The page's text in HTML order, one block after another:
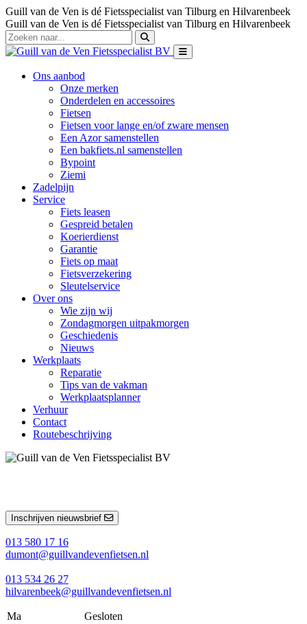
Guill van de Ven is dé Fietsspecialist van Tilburg en Hilvarenbeek
Guill van de Ven is dé Fietsspecialist van Tilburg en Hilvarenbeek
Ons aanbod
Onze merken
Onderdelen en accessoires
Fietsen
Fietsen voor lange en/of zware mensen
Een Azor samenstellen
Een bakfiets.nl samenstellen
Bypoint
Ziemi
Zadelpijn
Service
Fiets leasen
Gespreid betalen
Koerierdienst
Garantie
Fiets op maat
Fietsverzekering
Sleutelservice
Over ons
Wie zijn wij
Zondagmorgen uitpakmorgen
Geschiedenis
Nieuws
Werkplaats
Reparatie
Tips van de vakman
Werkplaatsplanner
Verhuur
Contact
Routebeschrijving
Inschrijven nieuwsbrief
013 580 17 16
dumont@guillvandevenfietsen.nl
013 534 26 27
hilvarenbeek@guillvandevenfietsen.nl
Ma
Gesloten